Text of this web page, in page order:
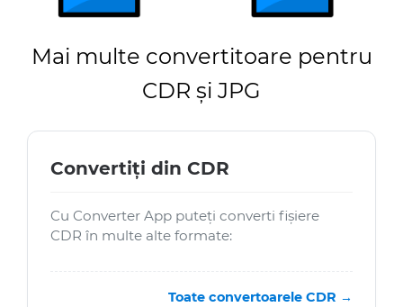
Mai multe convertitoare pentru
CDR și JPG
Convertiți din CDR
Cu Converter App puteți converti fișiere
CDR în multe alte formate:
Toate convertoarele CDR →